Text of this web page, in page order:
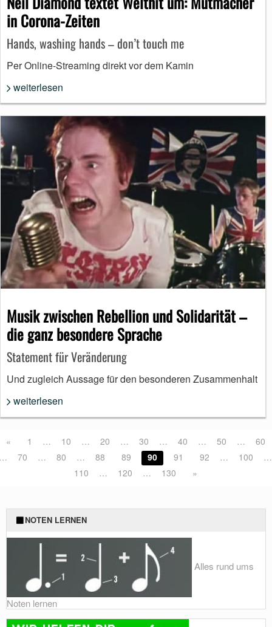
in Corona-Zeiten
Hands, washing hands – don’t touch me
Per Online-Streaming direkt vor dem Kamin
weiterlesen
Musik zwischen Rebellion und Solidarität –
die ganz besondere Sprache
Statement für Veränderung
Und zugleich Aussage für den besonderen Zusammenhalt
weiterlesen
« 1 … 10 … 20 … 30 … 40 … 50 …
60
70 … 80 … 88 89 90 91 92 … 100
…
110
… 120 … 130 »
NOTEN LERNEN
Alles rund ums
Noten lernen